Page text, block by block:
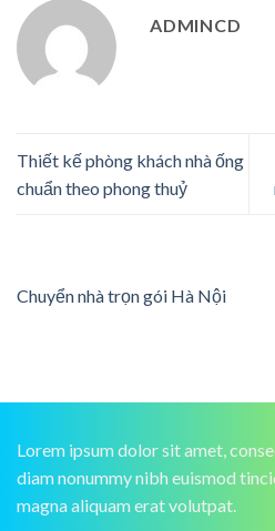
ADMINCD
Thiết kế phòng khách nhà ống
chuẩn theo phong thuỷ
Chuyển nhà trọn gói Hà Nội
Lorem ipsum dolor sit amet,
diam nonummy nibh euismod
magna aliquam erat volutpat.